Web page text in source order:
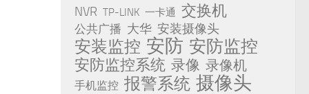
NVR TP-LINK 一卡通 交换机
公共广播 大华 安装摄像头
安装监控 安防 安防监控
安防监控系统 录像 录像机
手机监控 报警系统 摄像头